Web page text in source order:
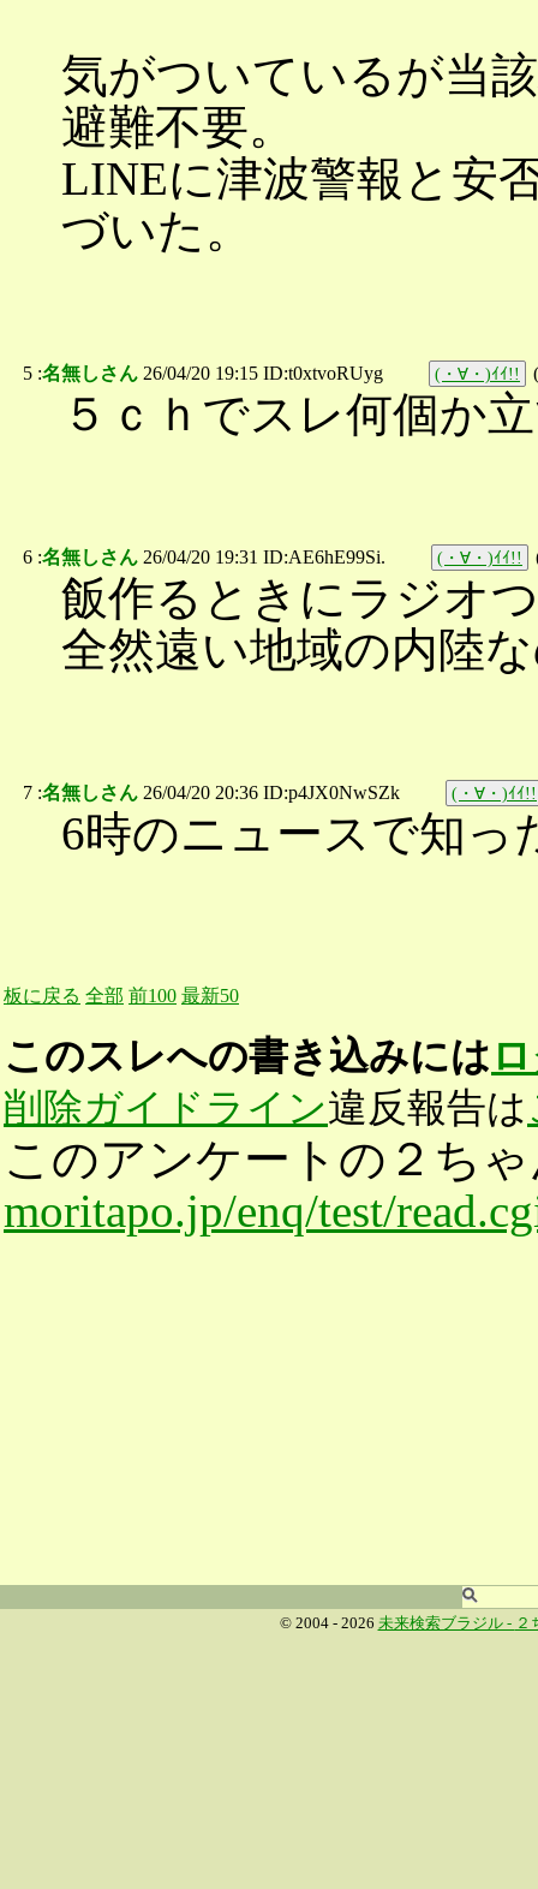
気がついているが当
避難不要。
LINEに津波警報と安
づいた。
5 :名無しさん 26/04/20 19:15 ID:t0xtvoRUyg (・∀・)ｲｲ!! (
５ｃｈでスレ何個か
6 :名無しさん 26/04/20 19:31 ID:AE6hE99Si. (・∀・)ｲｲ!!
飯作るときにラジオ
全然遠い地域の内陸
7 :名無しさん 26/04/20 20:36 ID:p4JX0NwSZk (・∀・)ｲｲ!!
6時のニュースで知っ
板に戻る 全部 前100 最新50
このスレへの書き込みには
削除ガイドライン違反報告は
このアンケートの２ち
moritapo.jp/enq/test/
© 2004 - 2026 未来検索ブラジル - ２